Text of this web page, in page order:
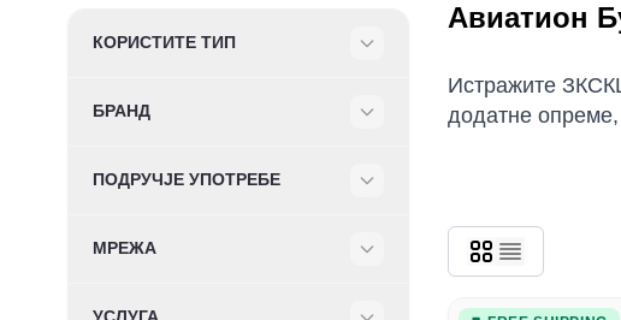
Skip to product list
КОРИСТИТЕ ТИП
БРАНД
ПОДРУЧЈЕ УПОТРЕБЕ
МРЕЖА
Авиатион
Истражите
додатне опреме,